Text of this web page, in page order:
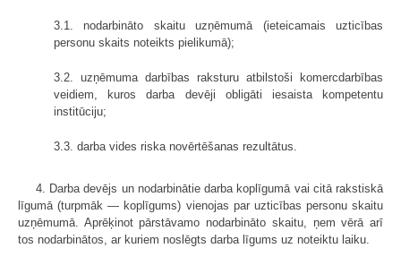
3.1. nodarbināto skaitu uzņēmumā (ieteicamais uzticības
personu skaits noteikts pielikumā);
3.2. uzņēmuma darbības raksturu atbilstoši komercdarbības
veidiem, kuros darba devēji obligāti iesaista kompetentu
institūciju;
3.3. darba vides riska novērtēšanas rezultātus.
4. Darba devējs un nodarbinātie darba koplīgumā vai citā rakstiskā
līgumā (turpmāk — koplīgums) vienojas par uzticības personu skaitu
uzņēmumā. Aprēķinot pārstāvamo nodarbināto skaitu, ņem vērā arī
tos nodarbinātos, ar kuriem noslēgts darba līgums uz noteiktu laiku.